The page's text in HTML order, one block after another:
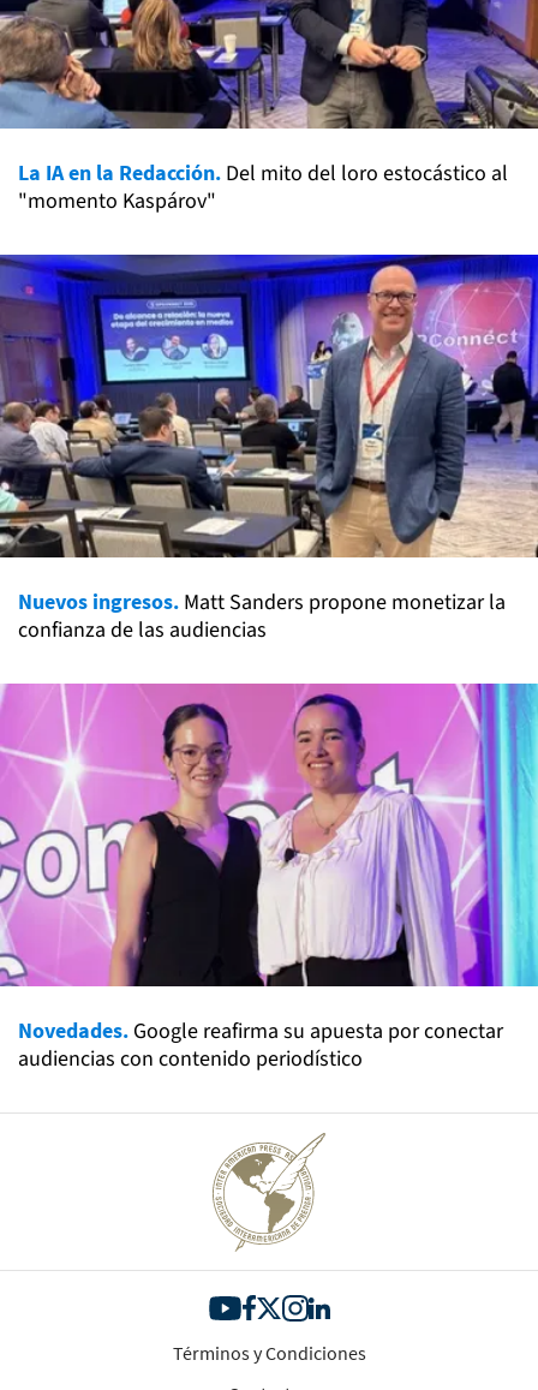
La IA en la Redacción. Del mito del loro estocástico al
"momento Kaspárov"
Nuevos ingresos. Matt Sanders propone monetizar la
confianza de las audiencias
Novedades. Google reafirma su apuesta por conectar
audiencias con contenido periodístico
Términos y Condiciones